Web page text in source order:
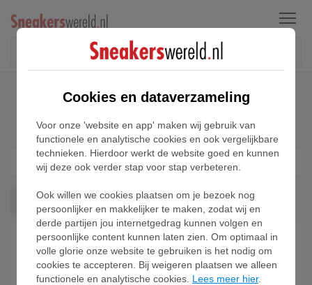
Menu
Nike Freak Sneakers
1
Freak Wis alles
Cookies en dataverzameling
Voor onze 'website en app' maken wij gebruik van
functionele en analytische cookies en ook vergelijkbare
technieken. Hierdoor werkt de website goed en kunnen
wij deze ook verder stap voor stap verbeteren.
Ook willen we cookies plaatsen om je bezoek nog
persoonlijker en makkelijker te maken, zodat wij en
derde partijen jou internetgedrag kunnen volgen en
persoonlijke content kunnen laten zien. Om optimaal in
volle glorie onze website te gebruiken is het nodig om
cookies te accepteren. Bij weigeren plaatsen we alleen
functionele en analytische cookies. Lees meer hier.